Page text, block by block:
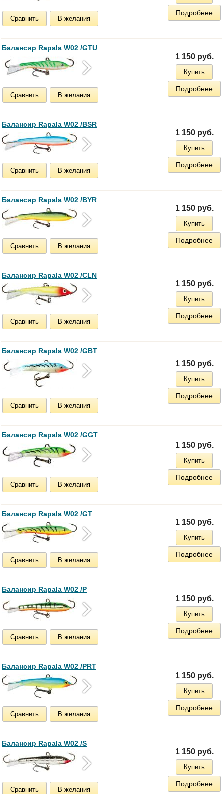
Сравнить В желания
Подробнее
Балансир Rapala W02 /GTU
Сравнить В желания
1 150 руб.
Купить
Подробнее
Балансир Rapala W02 /BSR
Сравнить В желания
1 150 руб.
Купить
Подробнее
Балансир Rapala W02 /BYR
Сравнить В желания
1 150 руб.
Купить
Подробнее
Балансир Rapala W02 /CLN
Сравнить В желания
1 150 руб.
Купить
Подробнее
Балансир Rapala W02 /GBT
Сравнить В желания
1 150 руб.
Купить
Подробнее
Балансир Rapala W02 /GGT
Сравнить В желания
1 150 руб.
Купить
Подробнее
Балансир Rapala W02 /GT
Сравнить В желания
1 150 руб.
Купить
Подробнее
Балансир Rapala W02 /P
Сравнить В желания
1 150 руб.
Купить
Подробнее
Балансир Rapala W02 /PRT
Сравнить В желания
1 150 руб.
Купить
Подробнее
Балансир Rapala W02 /S
Сравнить В желания
1 150 руб.
Купить
Подробнее